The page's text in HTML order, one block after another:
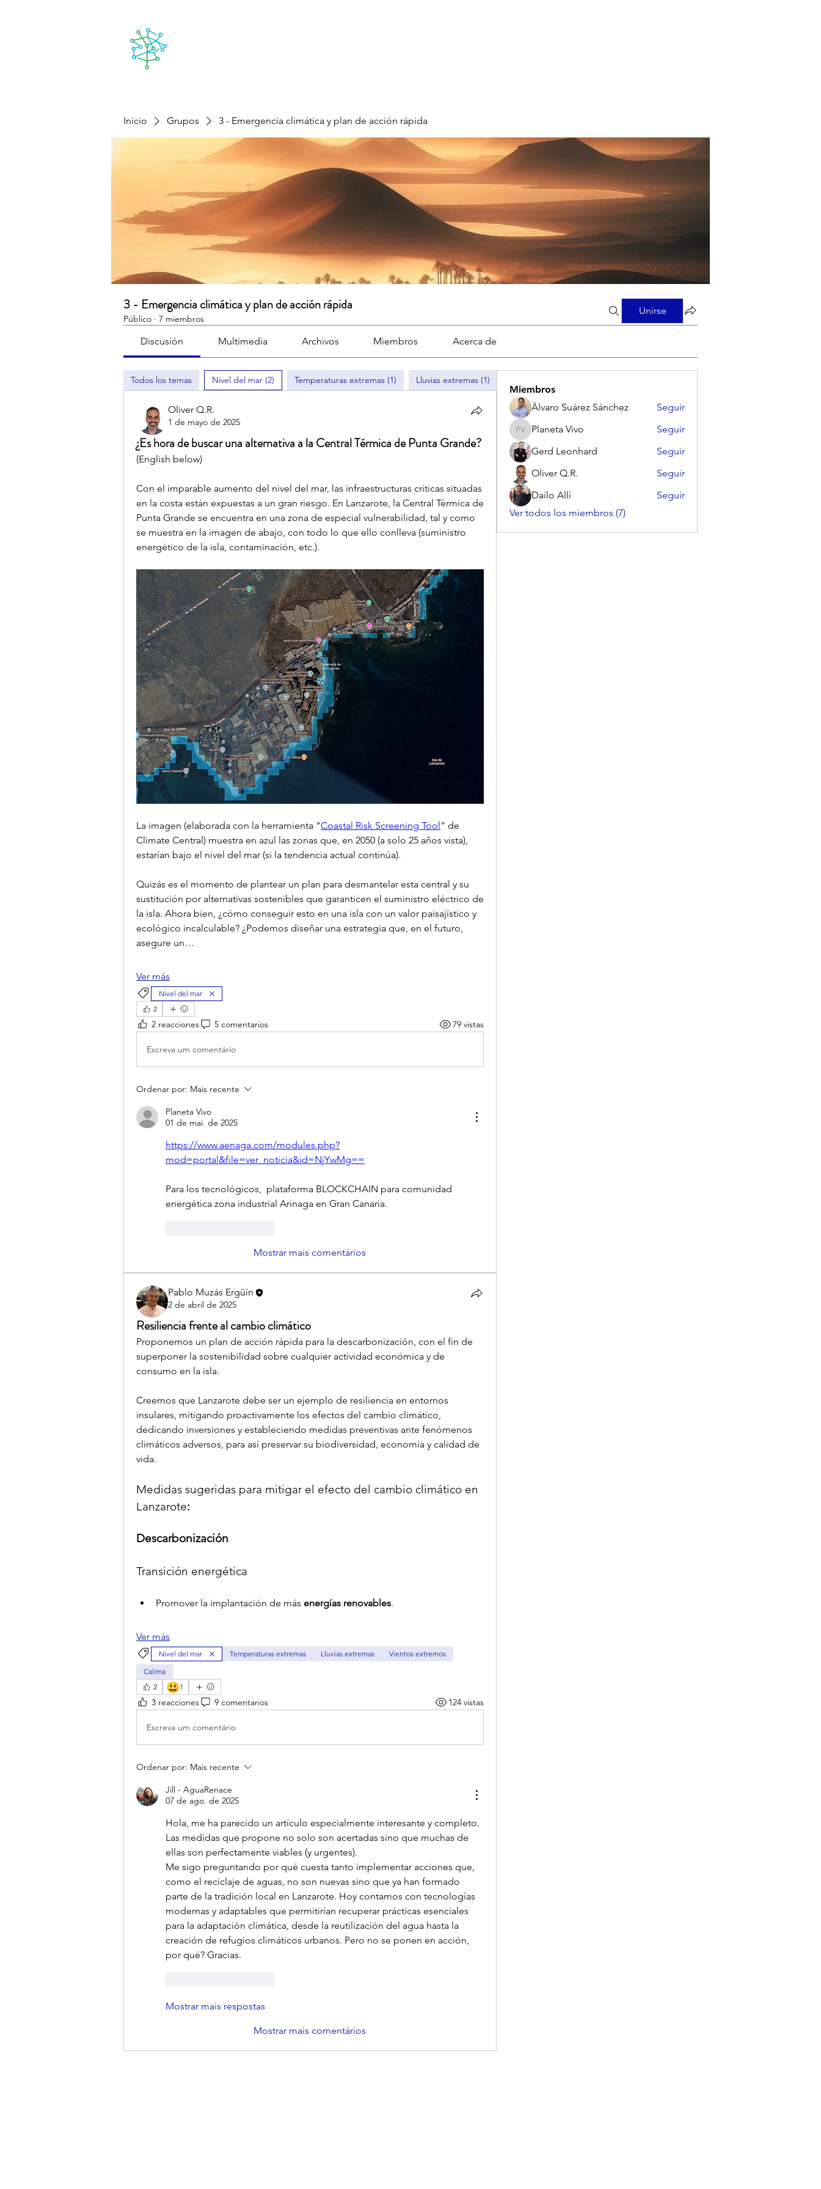
Inicio Grupos 3 - Emergencia climática y plan de acción rápida
3 - Emergencia climática y plan de acción rápida
Público · 7 miembros
Unirse
Discusión Multimedia Archivos Miembros Acerca de
Todos los temas Nivel del mar (2) Temperaturas extremas (1) Lluvias extremas (1)
Oliver Q.R.
1 de mayo de 2025
¿Es hora de buscar una alternativa a la Central Térmica de Punta Grande?
(English below)
Con el imparable aumento del nivel del mar, las infraestructuras críticas situadas
en la costa están expuestas a un gran riesgo. En Lanzarote, la Central Térmica de
Punta Grande se encuentra en una zona de especial vulnerabilidad, tal y como
se muestra en la imagen de abajo, con todo lo que ello conlleva (suministro
energético de la isla, contaminación, etc.).
La imagen (elaborada con la herramienta “Coastal Risk Screening Tool” de
Climate Central) muestra en azul las zonas que, en 2050 (a solo 25 años vista),
estarían bajo el nivel del mar (si la tendencia actual continúa).
Quizás es el momento de plantear un plan para desmantelar esta central y su
sustitución por alternativas sostenibles que garanticen el suministro eléctrico de
la isla. Ahora bien, ¿cómo conseguir esto en una isla con un valor paisajístico y
ecológico incalculable? ¿Podemos diseñar una estrategia que, en el futuro,
asegure un…
Ver más
Nivel del mar
2
2 reacciones 5 comentarios 79 vistas
Escreva um comentário
Ordenar por: Mais recente
Planeta Vivo
01 de mai. de 2025
https://www.aenaga.com/modules.php?
mod=portal&file=ver_noticia&id=NjYwMg==
Para los tecnológicos,  plataforma BLOCKCHAIN para comunidad
energética zona industrial Arinaga en Gran Canaria.
Mostrar mais comentários
Pablo Muzás Ergüín
2 de abril de 2025
Resiliencia frente al cambio climático
Proponemos un plan de acción rápida para la descarbonización, con el fin de
superponer la sostenibilidad sobre cualquier actividad económica y de
consumo en la isla.
Creemos que Lanzarote debe ser un ejemplo de resiliencia en entornos
insulares, mitigando proactivamente los efectos del cambio climático,
dedicando inversiones y estableciendo medidas preventivas ante fenómenos
climáticos adversos, para así preservar su biodiversidad, economía y calidad de
vida.
Medidas sugeridas para mitigar el efecto del cambio climático en
Lanzarote:
Descarbonización
Transición energética
Promover la implantación de más energías renovables.
Ver más
Nivel del mar Temperaturas extremas Lluvias extremas
Vientos extremos
Calima
2
😃1
3 reacciones 9 comentarios 124 vistas
Escreva um comentário
Ordenar por: Mais recente
Jill - AguaRenace
07 de ago. de 2025
Hola, me ha parecido un artículo especialmente interesante y completo.
Las medidas que propone no solo son acertadas sino que muchas de
ellas son perfectamente viables (y urgentes).
Me sigo preguntando por qué cuesta tanto implementar acciones que,
como el reciclaje de aguas, no son nuevas sino que ya han formado
parte de la tradición local en Lanzarote. Hoy contamos con tecnologías
modernas y adaptables que permitirían recuperar prácticas esenciales
para la adaptación climática, desde la reutilización del agua hasta la
creación de refugios climáticos urbanos. Pero no se ponen en acción,
por qué? Gracias.
Mostrar mais respostas
Mostrar mais comentários
Miembros
Álvaro Suárez Sánchez
Seguir
Planeta Vivo
Planeta Vivo
Seguir
Gerd Leonhard
Seguir
Oliver Q.R.
Seguir
Dailo Allí
Seguir
Ver todos los miembros (7)